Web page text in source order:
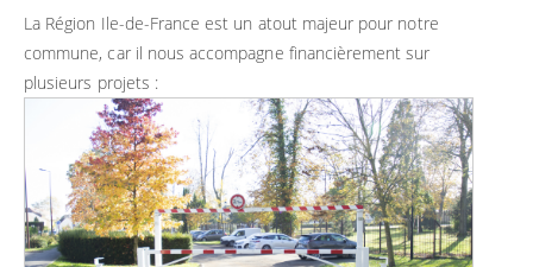
La Région Ile-de-France est un atout majeur pour notre
commune, car il nous accompagne financièrement sur
plusieurs projets :